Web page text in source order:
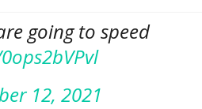
going to speed
12, 2021